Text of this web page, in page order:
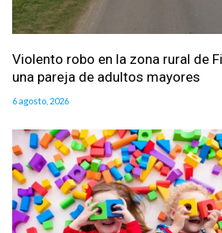
Violento robo en la zona rural de
una pareja de adultos mayores
6 agosto, 2026